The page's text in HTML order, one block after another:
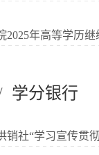
2025年高等学历
学分银行
销社“学习宣传贯